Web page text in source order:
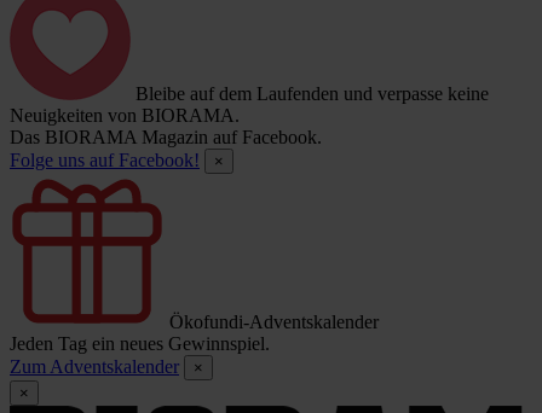
Bleibe auf dem Laufenden und verpasse keine
Neuigkeiten von BIORAMA.
Das BIORAMA Magazin auf Facebook.
Folge uns auf Facebook!
×
Ökofundi-Adventskalender
Jeden Tag ein neues Gewinnspiel.
Zum Adventskalender
×
×